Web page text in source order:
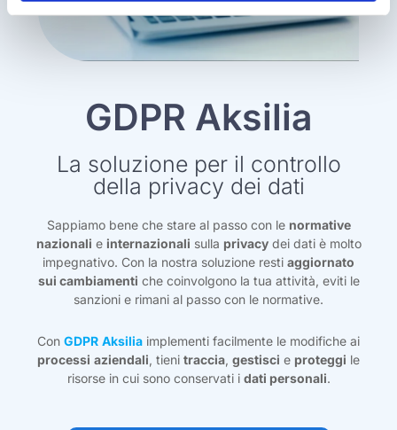
GDPR Aksilia
La soluzione per il controllo
della privacy dei dati
Sappiamo bene che stare al passo con le normative
nazionali e internazionali sulla privacydei dati è molto
impegnativo. Con la nostra soluzione resti aggiornato
sui cambiamenti che coinvolgono la tua attività, eviti le
sanzioni e rimani al passo con le normative.
Con GDPR Aksilia implementi facilmente le modifiche ai
processi aziendali, tieni traccia, gestisci e proteggi le
risorse in cui sono conservati i dati personali.